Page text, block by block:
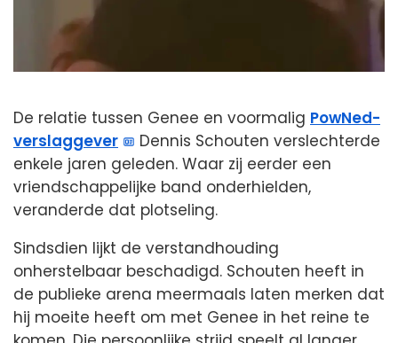
De relatie tussen Genee en voormalig PowNed-
verslaggever
Dennis Schouten verslechterde
enkele jaren geleden. Waar zij eerder een
vriendschappelijke band onderhielden,
veranderde dat plotseling.
Sindsdien lijkt de verstandhouding
onherstelbaar beschadigd. Schouten heeft in
de publieke arena meermaals laten merken dat
hij moeite heeft om met Genee in het reine te